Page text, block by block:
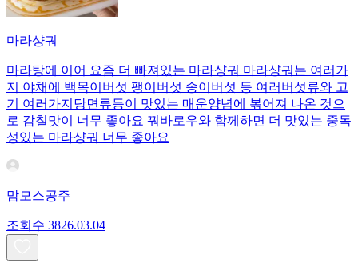
마라샹궈
마라탕에 이어 요즘 더 빠져있는 마라샹궈 마라샹궈는 여러가
지 야채에 백목이버섯 팽이버섯 송이버섯 등 여러버섯류와 고
기 여러가지당면류등이 맛있는 매운양념에 볶어져 나온 것으
로 감칠맛이 너무 좋아요 꿔바로우와 함께하면 더 맛있는 중독
성있는 마라샹궈 너무 좋아요
맘모스공주
조회수 3826.03.04